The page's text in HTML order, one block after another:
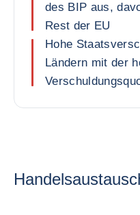
des BIP aus,
Rest der EU
Hohe
Ländern mit der